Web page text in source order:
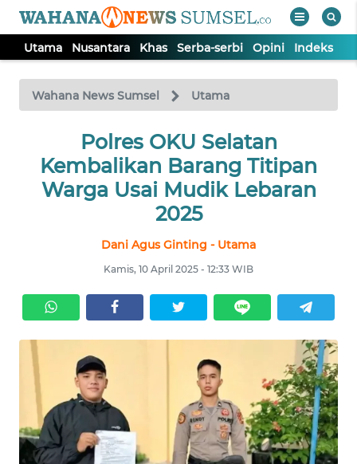
Utama Nusantara Khas Serba-serbi Opini Indeks
Wahana News Sumsel Utama
Polres OKU Selatan
Kembalikan Barang Titipan
Warga Usai Mudik Lebaran
2025
Dani Agus Ginting - Utama
Kamis, 10 April 2025 - 12:33 WIB
TV
Tutup
NUSANTARA
SERBI
OPINI
Informasi
INDEKS
BERITA